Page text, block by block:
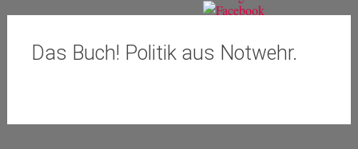
Das Buch! Politik aus Notwehr.